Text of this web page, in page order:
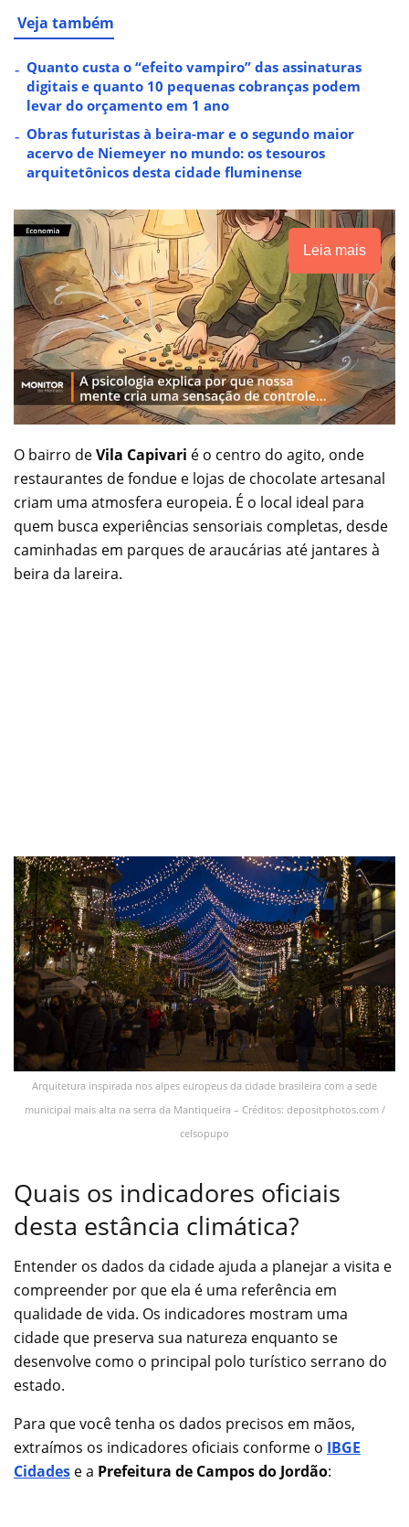
Veja também
Quanto custa o “efeito vampiro” das assinaturas
digitais e quanto 10 pequenas cobranças podem
levar do orçamento em 1 ano
Obras futuristas à beira-mar e o segundo maior
acervo de Niemeyer no mundo: os tesouros
arquitetônicos desta cidade fluminense
Leia mais
O bairro deVila Capivari é o centro do agito, onde
restaurantes de fondue e lojas de chocolate artesanal
criam uma atmosfera europeia. É o local ideal para
quem busca experiências sensoriais completas, desde
caminhadas em parques de araucárias até jantares à
beira da lareira.
Arquitetura inspirada nos alpes europeus da cidade brasileira com a sede
municipal mais alta na serra da Mantiqueira – Créditos: depositphotos.com /
celsopupo
Quais os indicadores oficiais
desta estância climática?
Entender os dados da cidade ajuda a planejar a visita e
compreender por que ela é uma referência em
qualidade de vida. Os indicadores mostram uma
cidade que preserva sua natureza enquanto se
desenvolve como o principal polo turístico serrano do
estado.
Para que você tenha os dados precisos em mãos,
extraímos os indicadores oficiais conforme o IBGE
Cidades e a Prefeitura de Campos do Jordão: